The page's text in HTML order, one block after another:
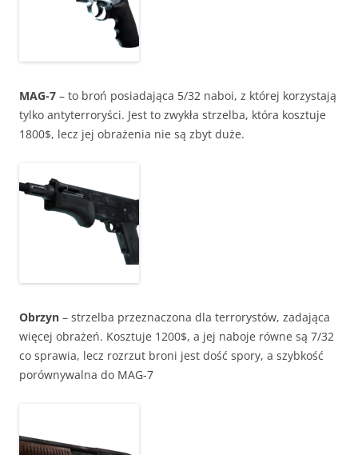
MAG-7 – to broń posiadająca 5/32 naboi, z której korzystają
tylko antyterroryści. Jest to zwykła strzelba, która kosztuje
1800$, lecz jej obrażenia nie są zbyt duże.
Obrzyn – strzelba przeznaczona dla terrorystów, zadająca
więcej obrażeń. Kosztuje 1200$, a jej naboje równe są 7/32
co sprawia, lecz rozrzut broni jest dość spory, a szybkość
porównywalna do MAG-7